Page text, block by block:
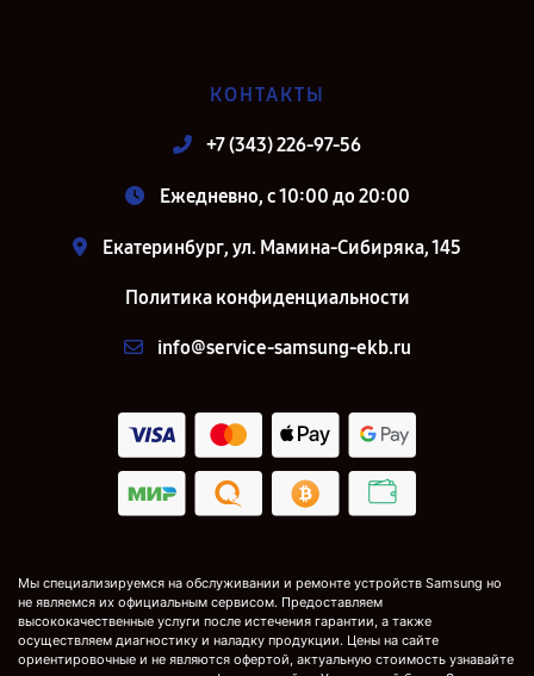
КОНТАКТЫ
+7 (343) 226-97-56
Ежедневно, с 10:00 до 20:00
Екатеринбург, ул. Мамина-Сибиряка, 145
Политика конфиденциальности
info@service-samsung-ekb.ru
Мы специализируемся на обслуживании и ремонте устройств Samsung но
не являемся их официальным сервисом. Предоставляем
высококачественные услуги после истечения гарантии, а также
осуществляем диагностику и наладку продукции. Цены на сайте
ориентировочные и не являются офертой, актуальную стоимость узнавайте